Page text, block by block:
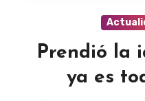
Prendió la
ya es